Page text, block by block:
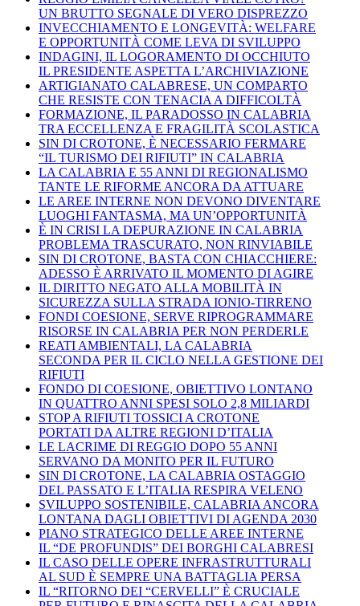
UN BRUTTO SEGNALE DI VERO DISPREZZO
INVECCHIAMENTO E LONGEVITÀ: WELFARE
E OPPORTUNITÀ COME LEVA DI SVILUPPO
INDAGINI, IL LOGORAMENTO DI OCCHIUTO
IL PRESIDENTE ASPETTA L’ARCHIVIAZIONE
ARTIGIANATO CALABRESE, UN COMPARTO
CHE RESISTE CON TENACIA A DIFFICOLTÀ
FORMAZIONE, IL PARADOSSO IN CALABRIA
TRA ECCELLENZA E FRAGILITÀ SCOLASTICA
SIN DI CROTONE, È NECESSARIO FERMARE
“IL TURISMO DEI RIFIUTI” IN CALABRIA
LA CALABRIA E 55 ANNI DI REGIONALISMO
TANTE LE RIFORME ANCORA DA ATTUARE
LE AREE INTERNE NON DEVONO DIVENTARE
LUOGHI FANTASMA, MA UN’OPPORTUNITÀ
È IN CRISI LA DEPURAZIONE IN CALABRIA
PROBLEMA TRASCURATO, NON RINVIABILE
SIN DI CROTONE, BASTA CON CHIACCHIERE:
ADESSO È ARRIVATO IL MOMENTO DI AGIRE
IL DIRITTO NEGATO ALLA MOBILITÀ IN
SICUREZZA SULLA STRADA IONIO-TIRRENO
FONDI COESIONE, SERVE RIPROGRAMMARE
RISORSE IN CALABRIA PER NON PERDERLE
REATI AMBIENTALI, LA CALABRIA
SECONDA PER IL CICLO NELLA GESTIONE DEI
RIFIUTI
FONDO DI COESIONE, OBIETTIVO LONTANO
IN QUATTRO ANNI SPESI SOLO 2,8 MILIARDI
STOP A RIFIUTI TOSSICI A CROTONE
PORTATI DA ALTRE REGIONI D’ITALIA
LE LACRIME DI REGGIO DOPO 55 ANNI
SERVANO DA MONITO PER IL FUTURO
SIN DI CROTONE, LA CALABRIA OSTAGGIO
DEL PASSATO E L’ITALIA RESPIRA VELENO
SVILUPPO SOSTENIBILE, CALABRIA ANCORA
LONTANA DAGLI OBIETTIVI DI AGENDA 2030
PIANO STRATEGICO DELLE AREE INTERNE
IL “DE PROFUNDIS” DEI BORGHI CALABRESI
IL CASO DELLE OPERE INFRASTRUTTURALI
AL SUD È SEMPRE UNA BATTAGLIA PERSA
IL “RITORNO DEI “CERVELLI” È CRUCIALE